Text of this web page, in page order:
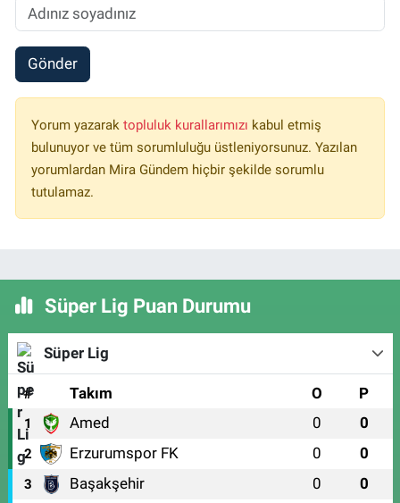
Gönder
Yorum yazarak topluluk kurallarımızı kabul etmiş
bulunuyor ve tüm sorumluluğu üstleniyorsunuz. Yazılan
yorumlardan Mira Gündem hiçbir şekilde sorumlu
tutulamaz.
Süper Lig Puan Durumu
Süper Lig
# Takım O P
1 Amed 0 0
2 Erzurumspor FK 0 0
3 Başakşehir 0 0